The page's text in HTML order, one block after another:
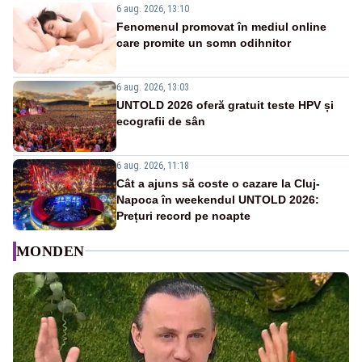
6 aug. 2026, 13:10
Fenomenul promovat în mediul online
care promite un somn odihnitor
6 aug. 2026, 13:03
UNTOLD 2026 oferă gratuit teste HPV și
ecografii de sân
6 aug. 2026, 11:18
Cât a ajuns să coste o cazare la Cluj-
Napoca în weekendul UNTOLD 2026:
Prețuri record pe noapte
MONDEN